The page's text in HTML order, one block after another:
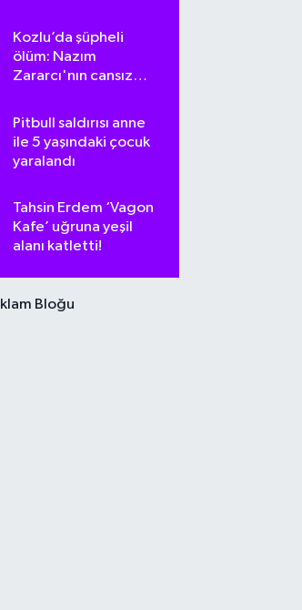
Kozlu’da şüpheli
ölüm: Nazım
Zararcı'nın cansız
Pitbull saldırısı anne
ile 5 yaşındaki çocuk
yaralandı
Tahsin Erdem ‘Vagon
Kafe’ uğruna yeşil
alanı katletti!